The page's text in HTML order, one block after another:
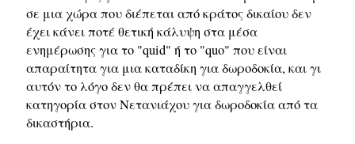
σε μια χώρα που διέπεται από κράτος δικαίου δεν
έχει κάνει ποτέ θετική κάλυψη στα μέσα
ενημέρωσης για το "quid" ή το "quo" που είναι
απαραίτητα για μια καταδίκη για δωροδοκία, και γι
αυτόν το λόγο δεν θα πρέπει να απαγγελθεί
κατηγορία στον Νετανιάχου για δωροδοκία από τα
δικαστήρια.